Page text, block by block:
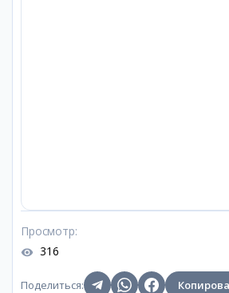
Просмотр:
316
Поделиться: